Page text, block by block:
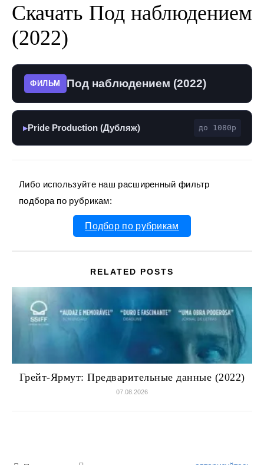
Скачать Под наблюдением
(2022)
ФИЛЬМ Под наблюдением (2022)
▶ Pride Production (Дубляж) до 1080p
Либо используйте наш расширенный фильтр
подбора по рубрикам:
Подбор по рубрикам
RELATED POSTS
Грейт-Ярмут: Предварительные данные (2022)
07.08.2026